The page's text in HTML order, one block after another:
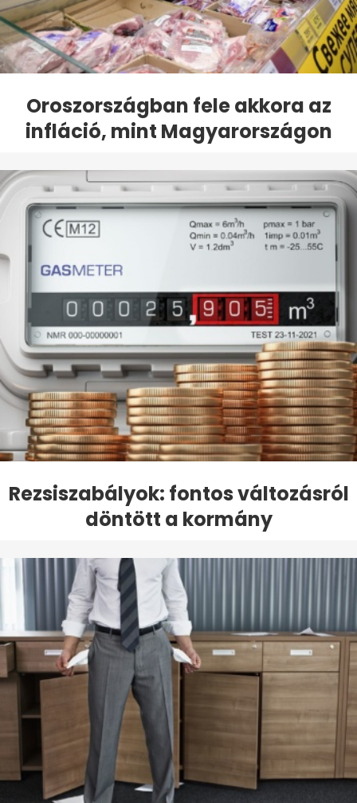
Oroszországban fele akkora az
infláció, mint Magyarországon
Rezsiszabályok: fontos változásról
döntött a kormány